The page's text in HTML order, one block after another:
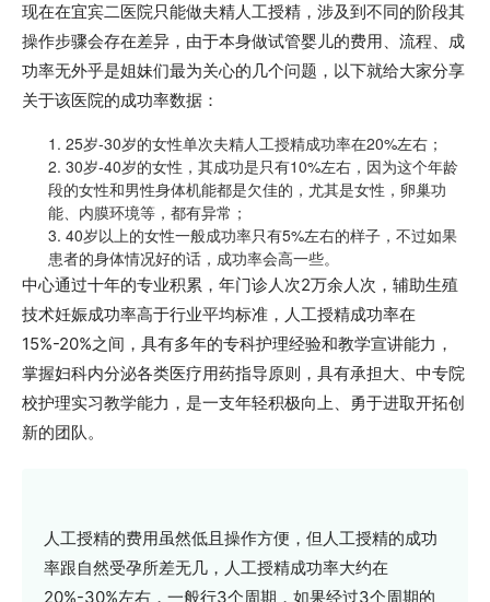
现在在宜宾二医院只能做夫精人工授精，涉及到不同的阶段其
操作步骤会存在差异，由于本身做试管婴儿的费用、流程、成
功率无外乎是姐妹们最为关心的几个问题，以下就给大家分享
关于该医院的成功率数据：
1. 25岁-30岁的女性单次夫精人工授精成功率在20%左右；
2. 30岁-40岁的女性，其成功是只有10%左右，因为这个年龄
段的女性和男性身体机能都是欠佳的，尤其是女性，卵巢功
能、内膜环境等，都有异常；
3. 40岁以上的女性一般成功率只有5%左右的样子，不过如果
患者的身体情况好的话，成功率会高一些。
中心通过十年的专业积累，年门诊人次2万余人次，辅助生殖
技术妊娠成功率高于行业平均标准，人工授精成功率在
15%-20%之间，具有多年的专科护理经验和教学宣讲能力，
掌握妇科内分泌各类医疗用药指导原则，具有承担大、中专院
校护理实习教学能力，是一支年轻积极向上、勇于进取开拓创
新的团队。
人工授精的费用虽然低且操作方便，但人工授精的成功
率跟自然受孕所差无几，人工授精成功率大约在
20%-30%左右，一般行3个周期，如果经过3个周期的